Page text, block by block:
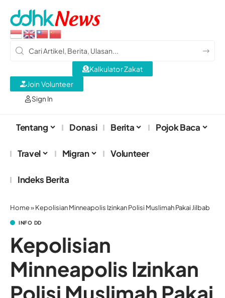
Sign In
Kalkulator Zakat
Join Volunteer
Tentang Donasi Berita Pojok Baca
Travel Migran Volunteer
Indeks Berita
Home»Kepolisian Minneapolis Izinkan Polisi Muslimah Pakai Jilbab
INFO DD
Kepolisian
Minneapolis Izinkan
Polisi Muslimah Pakai